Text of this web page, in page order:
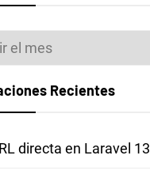
Recientes
directa en Laravel 13